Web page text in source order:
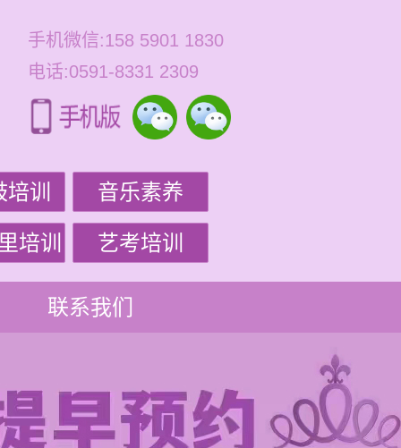
手机微信:158 5901 1830
电话:0591-8331 2309
训 音乐素养
培训 艺考培训
联系我们